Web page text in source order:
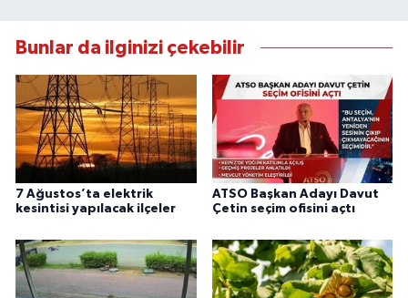
Bunlar da ilginizi çekebilir
7 Ağustos’ta elektrik
kesintisi yapılacak ilçeler
ATSO Başkan Adayı Davut
Çetin seçim ofisini açtı